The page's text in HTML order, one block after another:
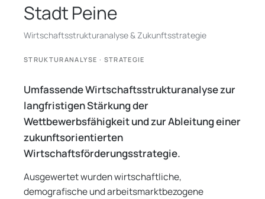
Stadt Peine
Wirtschaftsstrukturanalyse & Zukunftsstrategie
STRUKTURANALYSE · STRATEGIE
Umfassende Wirtschaftsstrukturanalyse zur
langfristigen Stärkung der
Wettbewerbsfähigkeit und zur Ableitung einer
zukunftsorientierten
Wirtschaftsförderungsstrategie.
Ausgewertet wurden wirtschaftliche,
demografische und arbeitsmarktbezogene